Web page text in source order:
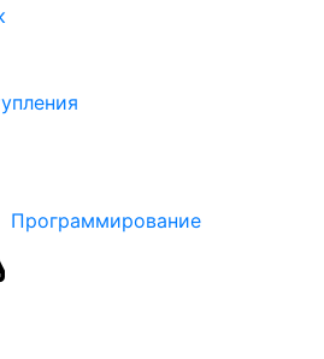
Программирование